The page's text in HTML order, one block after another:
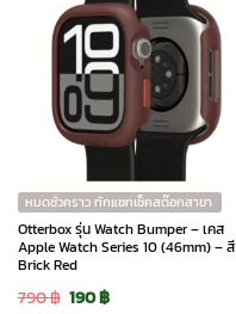
หมดชั่วคราว ทักแชทเช็คสต๊อกสาขา
Otterbox รุ่น Watch Bumper – เคส
Apple Watch Series 10 (46mm) – สี
Brick Red
790฿ Original
190฿Current